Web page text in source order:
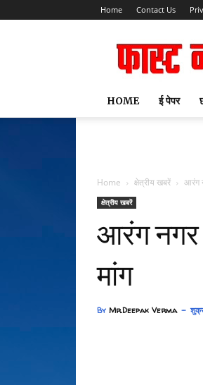
Home Contact Us
HOME ई पेपर
Home क्षेत्रीय खबरें आरंग
क्षेत्रीय खबरें
आरंग नगर
मांग
By Mr.Deepak Verma